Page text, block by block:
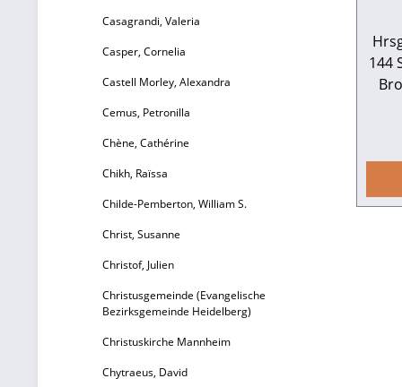
Casagrandi, Valeria
Casper, Cornelia
Castell Morley, Alexandra
Cemus, Petronilla
Chène, Cathérine
Chikh, Raïssa
Childe-Pemberton, William S.
Christ, Susanne
Christof, Julien
Christusgemeinde (Evangelische
Bezirksgemeinde Heidelberg)
Christuskirche Mannheim
Chytraeus, David
144